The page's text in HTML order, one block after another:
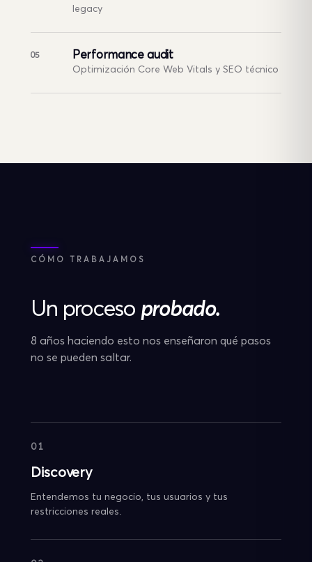
legacy
05 Performance audit
Optimización Core Web Vitals y SEO técnico
CÓMO TRABAJAMOS
Un proceso probado.
8 años haciendo esto nos enseñaron qué pasos
no se pueden saltar.
01
Discovery
Entendemos tu negocio, tus usuarios y tus
restricciones reales.